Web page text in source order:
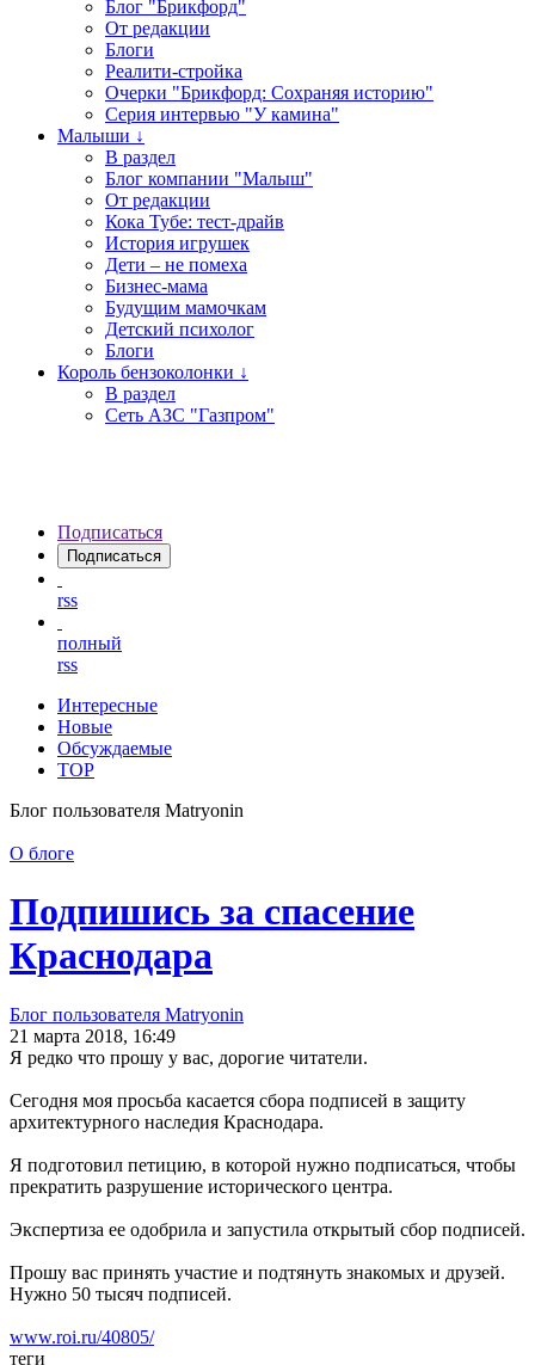
Блог "Брикфорд"
От редакции
Блоги
Реалити-стройка
Очерки "Брикфорд: Сохраняя историю"
Серия интервью "У камина"
Малыши ↓
В раздел
Блог компании "Малыш"
От редакции
Кока Тубе: тест-драйв
История игрушек
Дети – не помеха
Бизнес-мама
Будущим мамочкам
Детский психолог
Блоги
Король бензоколонки ↓
В раздел
Сеть АЗС "Газпром"
Подписаться
Подписаться
rss
полный
rss
Интересные
Новые
Обсуждаемые
TOP
Блог пользователя Matryonin
О блоге
Подпишись за спасение
Краснодара
Блог пользователя Matryonin
21 марта 2018, 16:49
Я редко что прошу у вас, дорогие читатели.
Сегодня моя просьба касается сбора подписей в защиту
архитектурного наследия Краснодара.
Я подготовил петицию, в которой нужно подписаться, чтобы
прекратить разрушение исторического центра.
Экспертиза ее одобрила и запустила открытый сбор подписей.
Прошу вас принять участие и подтянуть знакомых и друзей.
Нужно 50 тысяч подписей.
www.roi.ru/40805/
теги